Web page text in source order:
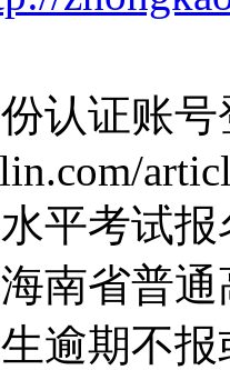
认证账号
平考试报
南省普
逾期不